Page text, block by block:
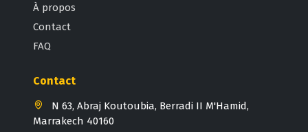
À propos
Contact
FAQ
Contact
N 63, Abraj Koutoubia, Berradi II M'Hamid,
Marrakech 40160